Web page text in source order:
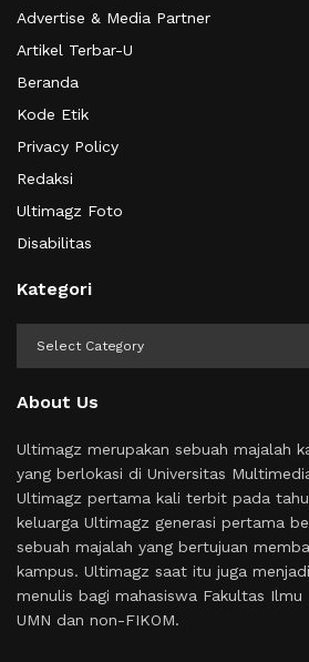
Advertise & Media Partner
Artikel Terbar-U
Beranda
Kode Etik
Privacy Policy
Redaksi
Ultimagz Foto
Disabilitas
Kategori
About Us
Ultimagz merupakan sebuah majalah
yang berlokasi di Universitas
Ultimagz pertama kali terbit pada
keluarga Ultimagz generasi pertama
sebuah majalah yang bertujuan
kampus. Ultimagz saat itu juga
menulis bagi mahasiswa Fakultas Ilmu
UMN dan non-FIKOM.